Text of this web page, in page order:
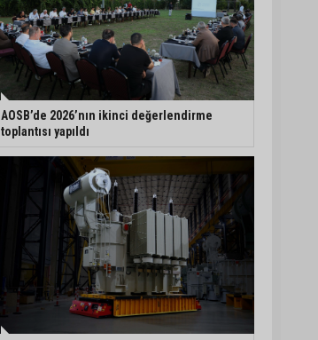
AOSB’de 2026’nın ikinci değerlendirme
toplantısı yapıldı